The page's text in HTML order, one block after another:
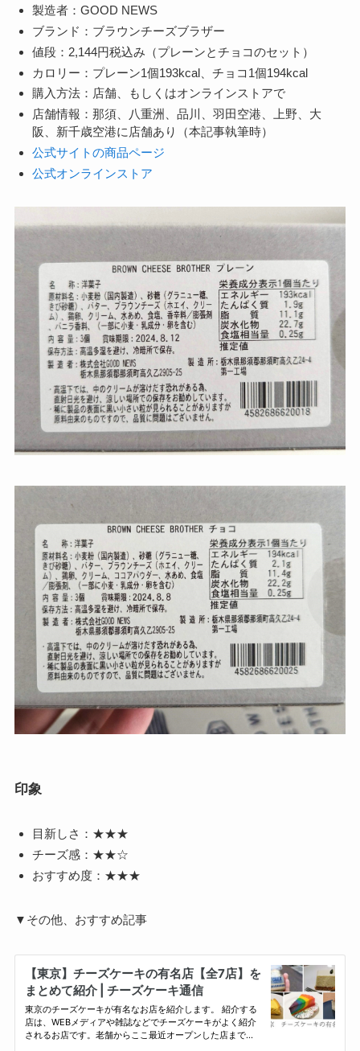
製造者：GOOD NEWS
ブランド：ブラウンチーズブラザー
値段：2,144円税込み（プレーンとチョコのセット）
カロリー：プレーン1個193kcal、チョコ1個194kcal
購入方法：店舗、もしくはオンラインストアで
店舗情報：那須、八重洲、品川、羽田空港、上野、大
阪、新千歳空港に店舗あり（本記事執筆時）
公式サイトの商品ページ
公式オンラインストア
印象
目新しさ：★★★
チーズ感：★★☆
おすすめ度：★★★
▼その他、おすすめ記事